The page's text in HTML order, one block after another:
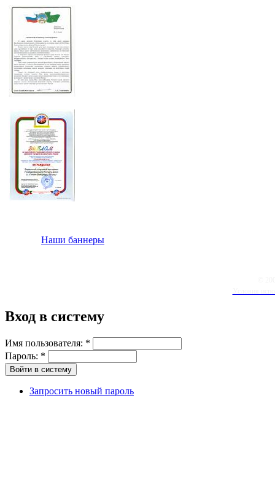
Наши баннеры
Вход в систему
Имя пользователя: *
Пароль: *
Запросить новый пароль